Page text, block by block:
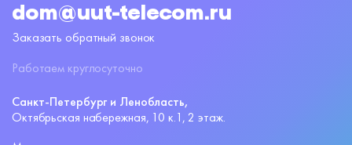
dom@uut-telecom.ru
Заказать обратный звонок
Работаем круглосуточно
Санкт-Петербург и Ленобласть,
Октябрьская набережная, 10 к.1, 2 этаж.